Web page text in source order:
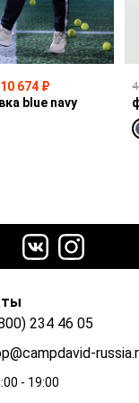
10 674 ₽
blue navy
234 46 05
- 19:00